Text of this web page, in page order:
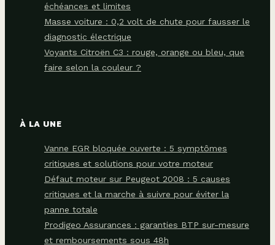
échéances et limites
Masse voiture : 0,2 volt de chute pour fausser le
diagnostic électrique
Voyants Citroën C3 : rouge, orange ou bleu, que
faire selon la couleur ?
À LA UNE
Vanne EGR bloquée ouverte : 5 symptômes
critiques et solutions pour votre moteur
Défaut moteur sur Peugeot 2008 : 5 causes
critiques et la marche à suivre pour éviter la
panne totale
Prodigeo Assurances : garanties BTP sur-mesure
et remboursements sous 48h